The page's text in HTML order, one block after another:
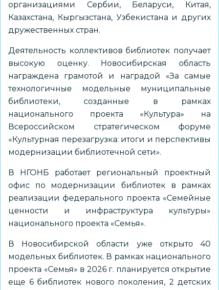
организациями Сербии, Беларуси, Китая,
Казахстана, Кыргызстана, Узбекистана и других
дружественных стран.
Деятельность коллективов библиотек получает
высокую оценку. Новосибирская область
награждена грамотой и наградой «За самые
технологичные модельные муниципальные
библиотеки, созданные в рамках
национального проекта «Культура» на
Всероссийском стратегическом форуме
«Культурная перезагрузка: итоги и перспективы
модернизации библиотечной сети».
В НГОНБ работает региональный проектный
офис по модернизации библиотек в рамках
реализации федерального проекта «Семейные
ценности и инфраструктура культуры»
национального проекта «Семья».
В Новосибирской области уже открыто 40
модельных библиотек. В рамках национального
проекта «Семья» в 2026 г. планируется открытие
еще 6 библиотек нового поколения, 2 детских